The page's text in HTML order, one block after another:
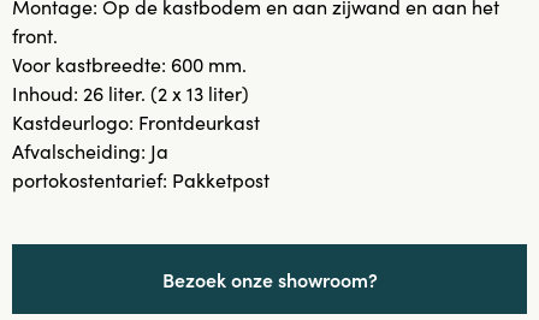
Montage: Op de kastbodem en aan zijwand en aan het
front.
Voor kastbreedte: 600 mm.
Inhoud: 26 liter. (2 x 13 liter)
Kastdeurlogo: Frontdeurkast
Afvalscheiding: Ja
portokostentarief: Pakketpost
Bezoek onze showroom?